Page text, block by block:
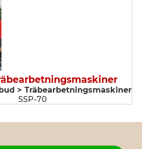
> Träbearbetningsmaskiner
SSP-70